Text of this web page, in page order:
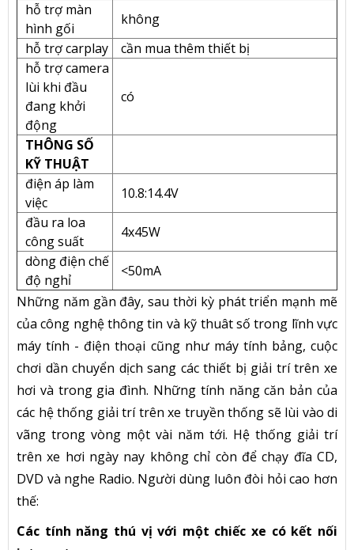
hỗ trợ màn
hình gối
không
hỗ trợ carplay
cần mua thêm thiết bị
hỗ trợ camera
lùi khi đầu
đang khởi
động
có
THÔNG SỐ
KỸ THUẬT
điện áp làm
việc
10.8:14.4V
đầu ra loa
công suất
4x45W
dòng điện chế
độ nghỉ
<50mA
Những năm gần đây, sau thời kỳ phát triển mạnh mẽ
của công nghệ thông tin và kỹ thuât số trong lĩnh vực
máy tính - điện thoại cũng như máy tính bảng, cuộc
chơi dần chuyển dịch sang các thiết bị giải trí trên xe
hơi và trong gia đình. Những tính năng căn bản của
các hệ thống giải trí trên xe truyền thống sẽ lùi vào di
vãng trong vòng một vài năm tới. Hệ thống giải trí
trên xe hơi ngày nay không chỉ còn để chạy đĩa CD,
DVD và nghe Radio. Người dùng luôn đòi hỏi cao hơn
thế:
Các tính năng thú vị với một chiếc xe có kết nối